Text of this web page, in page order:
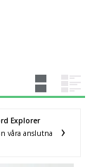
Explorer
våra anslutna